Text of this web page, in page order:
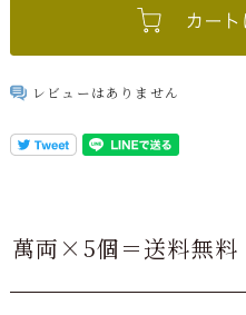
レビューはありません
萬両×5個＝送料無料